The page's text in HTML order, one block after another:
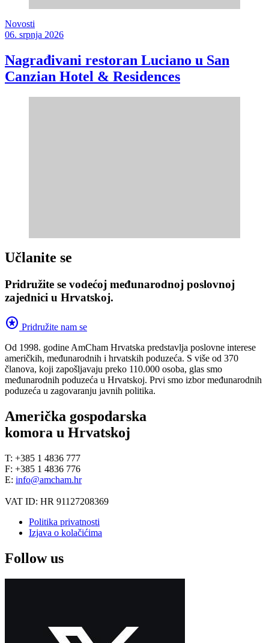
Novosti
06. srpnja 2026
Nagrađivani restoran Luciano u San
Canzian Hotel & Residences
Učlanite se
Pridružite se vodećoj međunarodnoj poslovnoj
zajednici u Hrvatskoj.
stars Pridružite nam se
Od 1998. godine AmCham Hrvatska predstavlja poslovne interese
američkih, međunarodnih i hrvatskih poduzeća. S više od 370
članova, koji zapošljavaju preko 110.000 osoba, glas smo
međunarodnih poduzeća u Hrvatskoj. Prvi smo izbor međunarodnih
poduzeća u zagovaranju javnih politika.
Američka gospodarska
komora u Hrvatskoj
T: +385 1 4836 777
F: +385 1 4836 776
E: info@amcham.hr
VAT ID: HR 91127208369
Politika privatnosti
Izjava o kolačićima
Follow us